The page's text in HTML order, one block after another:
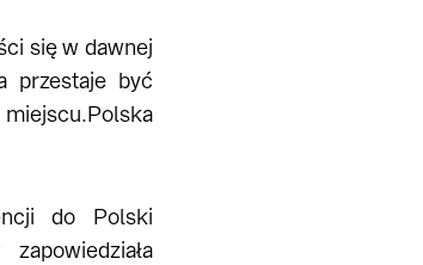
się w dawnej
przestaje być
do Polski